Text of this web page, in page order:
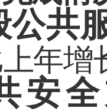
公共
年增
安